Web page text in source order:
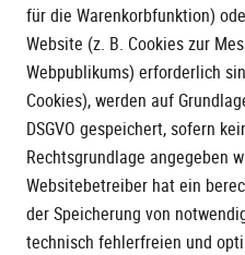
für die Warenkorbfunktion)
Website (z. B. Cookies zur
Webpublikums) erforderlich
Cookies), werden auf
DSGVO gespeichert, sofern
Rechtsgrundlage angegeben
Websitebetreiber hat ein
der Speicherung von
technisch fehlerfreien und